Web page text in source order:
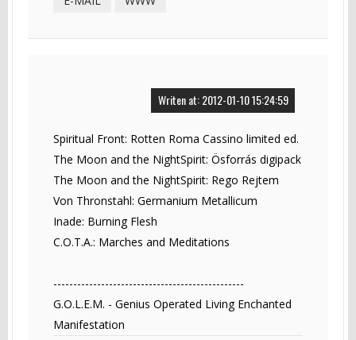
Writen at: 2012-01-10 15:24:59
Spiritual Front: Rotten Roma Cassino limited ed.
The Moon and the NightSpirit: Ösforrás digipack
The Moon and the NightSpirit: Rego Rejtem
Von Thronstahl: Germanium Metallicum
Inade: Burning Flesh
C.O.T.A.: Marches and Meditations
------------------------------------------------
G.O.L.E.M. - Genius Operated Living Enchanted
Manifestation